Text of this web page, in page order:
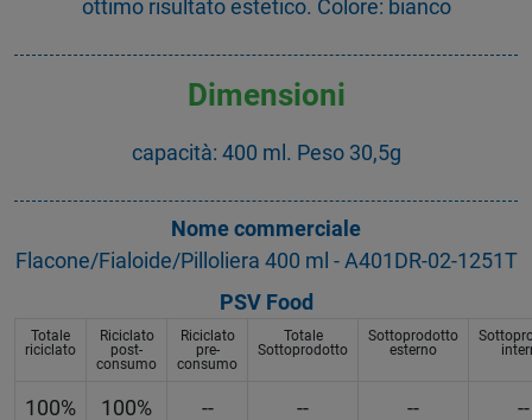
ottimo risultato estetico. Colore: bianco
Dimensioni
capacità: 400 ml. Peso 30,5g
Nome commerciale
Flacone/Fialoide/Pilloliera 400 ml - A401DR-02-1251T
PSV Food
Totale
riciclato
Riciclato
post-
consumo
Riciclato
pre-
consumo
Totale
Sottoprodotto
Sottoprodotto
esterno
100% 100% -- -- -- --